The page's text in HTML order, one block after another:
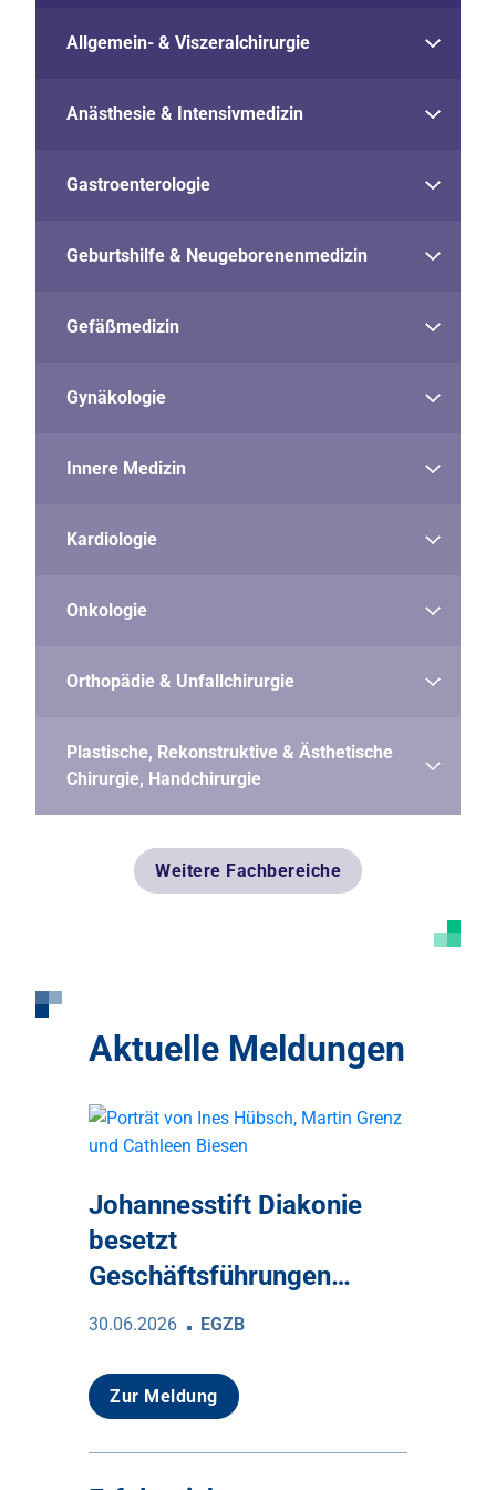
Allgemein- & Viszeralchirurgie
Anästhesie & Intensivmedizin
Gastroenterologie
Geburtshilfe & Neugeborenenmedizin
Gefäßmedizin
Gynäkologie
Innere Medizin
Kardiologie
Onkologie
Orthopädie & Unfallchirurgie
Plastische, Rekonstruktive & Ästhetische
Chirurgie, Handchirurgie
Weitere Fachbereiche
Aktuelle Meldungen
Johannesstift Diakonie
besetzt
Geschäftsführungen…
30.06.2026 EGZB
Zur Meldung